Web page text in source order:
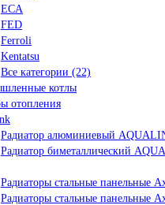
ECA
FED
Ferroli
Kentatsu
Все категории (22)
котлы
отопления
Радиатор алюминиевый
Радиатор биметаллический
Радиаторы стальные панельные
Радиаторы стальные панельные